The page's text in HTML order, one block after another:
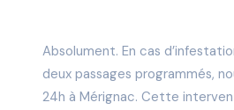
Absolument. En cas
deux passages programmés,
24h à Mérignac. Cette